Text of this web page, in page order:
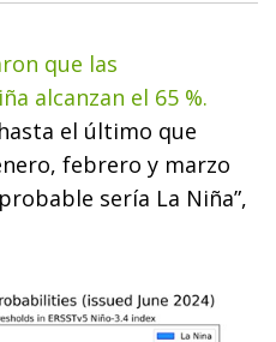
que las
alcanzan el 65 %.
el último que
febrero y marzo
sería La Niña”,